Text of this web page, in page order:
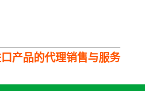
产品的代理销售与服务